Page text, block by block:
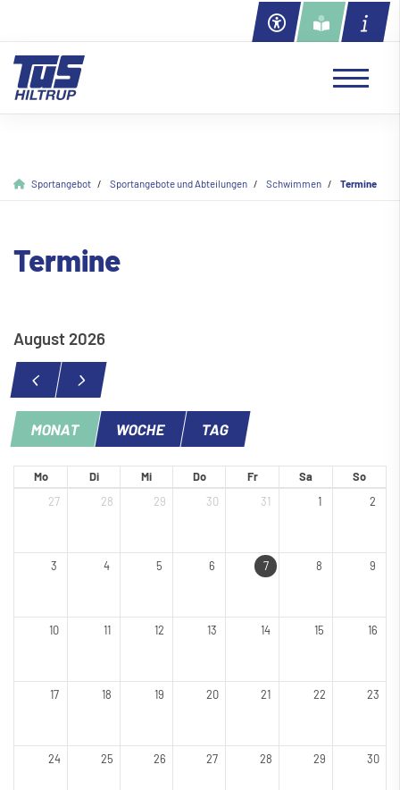
Sportangebot Sportangebote und Abteilungen Schwimmen Termine
Termine
August 2026
MONAT WOCHE TAG
Mo Di Mi Do Fr Sa
So
27
28 29 30 31 1 2
3 4 5 6 7 8 9
10 11 12 13 14 15 16
17 18 19 20 21 22 23
24 25 26 27 28 29 30